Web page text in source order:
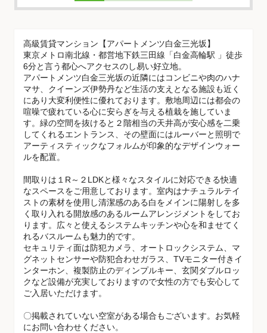
高級賃貸マンション【アパートメンツ白金三光坂】
東京メトロ南北線・都営地下鉄三田線「白金高輪駅 」徒歩
6分と言う都心へアクセスのし易い好立地。
アパートメンツ白金三光坂の近隣にはコンビニや肉のハナ
マサ、クイーンズ伊勢丹など生活の支えとなる施設も近く
にあり大変利便性に優れております。敷地周辺には都会の
喧噪で疲れている心に安らぎを与える植栽を施していま
す。緑の空間を抜けると２階相当の天井高が安心感を二乗
してくれるエントランス、その壁面にはルーバーと照明で
アーティスティックなフォルムが印象的なデザインウォー
ルを配置。
間取りは１R～２LDKと様々なスタイルに対応できる快適
なスペースをご用意しております。室内はナチュラルテイ
ストの素材を使用し清潔感のある白をメインに陽射しを多
く取り入れる開放感のあるルームアレンジメントをしてお
ります。広々と使えるシステムキッチンや心を和ませてく
れるバスルームも魅力的です。
セキュリティ面は防犯カメラ、オートロックシステム、マ
グネットセンサーや防犯合わせガラス、TVモニター付きイ
ンターホン、複製防止のディンプルキー、玄関ダブルロッ
クなど設備が充実しておりますので女性の方でも安心して
ご入居いただけます。
〇掲載されていない空室がある場合もございます。お気軽
にお問い合わせください。